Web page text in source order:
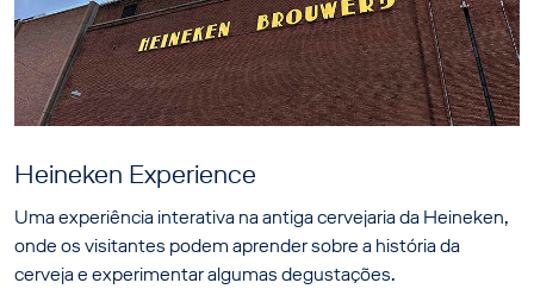
Heineken Experience
Uma experiência interativa na antiga cervejaria da Heineken,
onde os visitantes podem aprender sobre a história da
cerveja e experimentar algumas degustações.